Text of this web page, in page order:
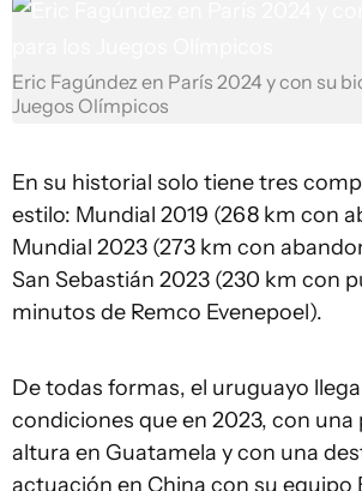
Eric Fagúndez en París 2024 y con su
Juegos Olímpicos
En su historial solo tiene tres
estilo: Mundial 2019 (268 km con
Mundial 2023 (273 km con
San Sebastián 2023 (230 km con
minutos de Remco Evenepoel).
De todas formas, el uruguayo
condiciones que en 2023, con
altura en Guatamela y con una
actuación en China con su equipo